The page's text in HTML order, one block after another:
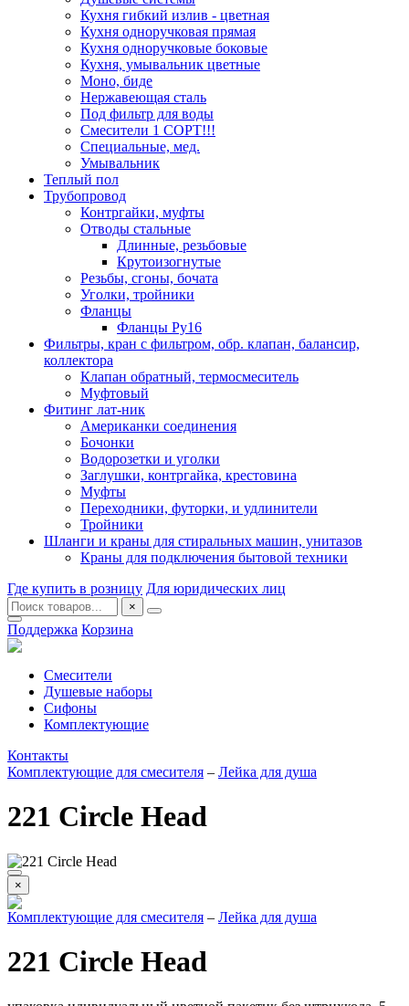
Кухня гибкий излив - цветная
Кухня одноручковая прямая
Кухня одноручковые боковые
Кухня, умывальник цветные
Моно, биде
Нержавеющая сталь
Под фильтр для воды
Смесители 1 СОРТ!!!
Специальные, мед.
Умывальник
Теплый пол
Трубопровод
Контргайки, муфты
Отводы стальные
Длинные, резьбовые
Крутоизогнутые
Резьбы, сгоны, бочата
Уголки, тройники
Фланцы
Фланцы Ру16
Фильтры, кран с фильтром, обр. клапан, балансир,
коллектора
Клапан обратный, термосмеситель
Муфтовый
Фитинг лат-ник
Американки соединения
Бочонки
Водорозетки и уголки
Заглушки, контргайка, крестовина
Муфты
Переходники, футорки, и удлинители
Тройники
Шланги и краны для стиральных машин, унитазов
Краны для подключения бытовой техники
Где купить в розницу Для юридических лиц
×
Поддержка Корзина
Смесители
Душевые наборы
Сифоны
Комплектующие
Контакты
Комплектующие для смесителя – Лейка для душа
221 Circle Head
×
Комплектующие для смесителя – Лейка для душа
221 Circle Head